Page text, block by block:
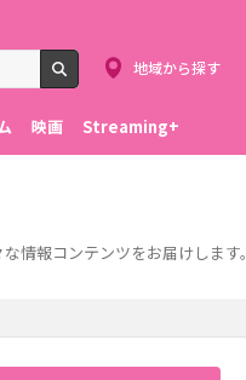
検索
地域から探す
映画 Streaming+
情報コンテンツをお届けします。